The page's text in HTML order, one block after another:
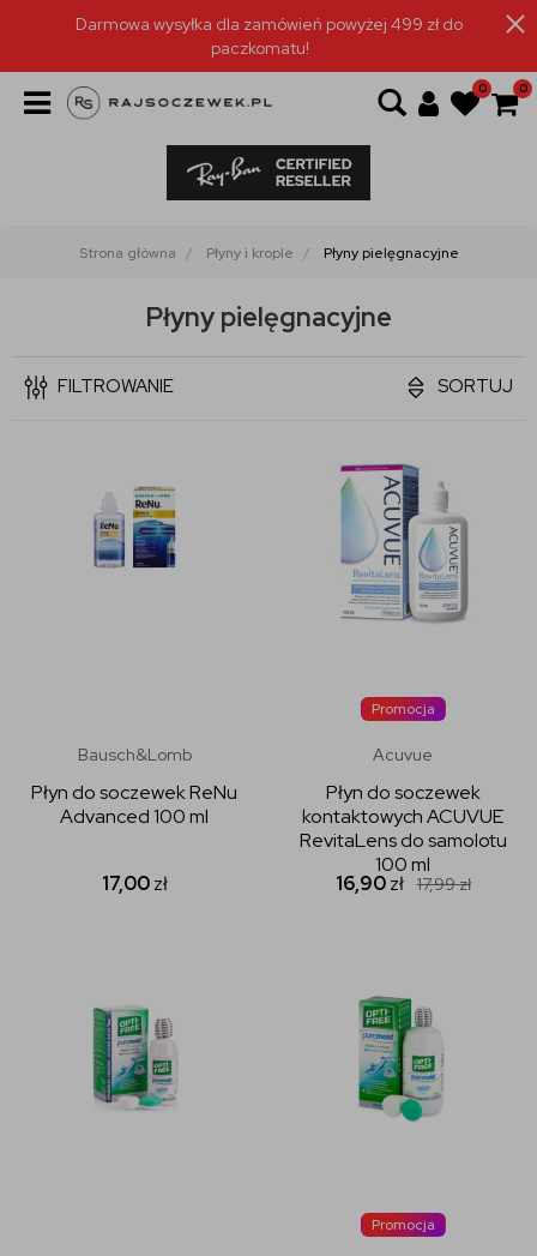
Darmowa wysyłka dla zamówień powyżej 499 zł do
paczkomatu!
0 0
Strona główna Płyny i krople Płyny pielęgnacyjne
Płyny pielęgnacyjne
FILTROWANIE SORTUJ
Bausch&Lomb
Płyn do soczewek ReNu
Advanced 100 ml
17,00zł
Promocja
Acuvue
Płyn do soczewek
kontaktowych ACUVUE
RevitaLens do samolotu
100 ml
16,90zł 17,99zł
Promocja